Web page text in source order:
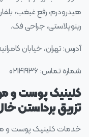
هیدرودرم، رفع غبغب،
رینوپلاستی، جراحی فک.
آدرس: تهران، خیابان
شماره تماس: ۰۲۱۴۱۹۳۶
کلینیک پوست و
تزریق برداستن
خدمات کلینیک پوست و